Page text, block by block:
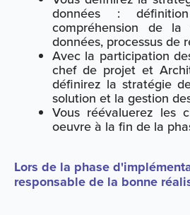
données :
compréhension de la
données, processus de
Avec la participation
chef de projet et
définirez la stratégie
solution et la gestion
Vous réévaluerez les
oeuvre à la fin de la
Lors de la phase
responsable de la bonne